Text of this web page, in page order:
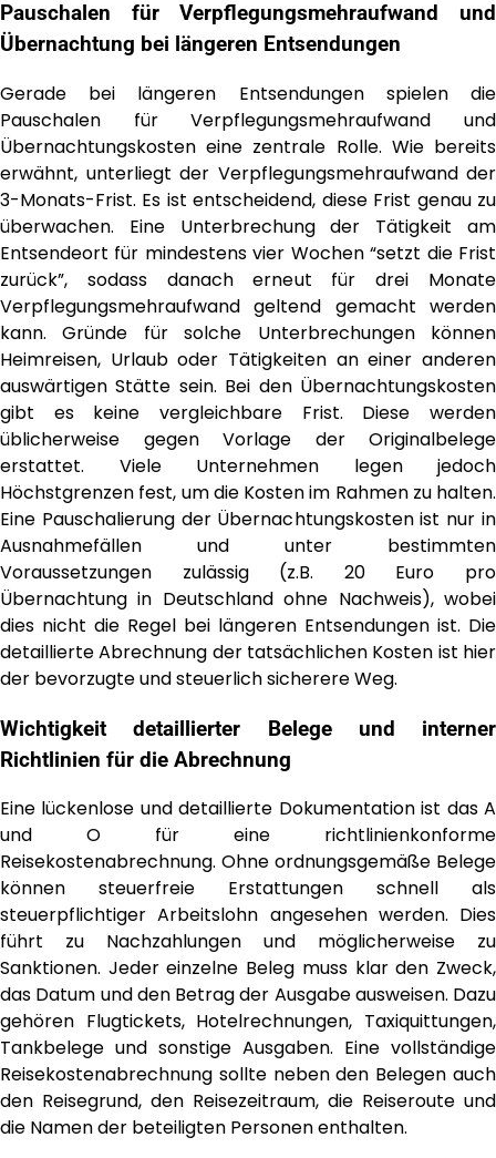
Pauschalen für Verpflegungsmehraufwand und
Übernachtung bei längeren Entsendungen
Gerade bei längeren Entsendungen spielen die
Pauschalen für Verpflegungsmehraufwand und
Übernachtungskosten eine zentrale Rolle. Wie bereits
erwähnt, unterliegt der Verpflegungsmehraufwand der
3-Monats-Frist. Es ist entscheidend, diese Frist genau zu
überwachen. Eine Unterbrechung der Tätigkeit am
Entsendeort für mindestens vier Wochen “setzt die Frist
zurück”, sodass danach erneut für drei Monate
Verpflegungsmehraufwand geltend gemacht werden
kann. Gründe für solche Unterbrechungen können
Heimreisen, Urlaub oder Tätigkeiten an einer anderen
auswärtigen Stätte sein. Bei den Übernachtungskosten
gibt es keine vergleichbare Frist. Diese werden
üblicherweise gegen Vorlage der Originalbelege
erstattet. Viele Unternehmen legen jedoch
Höchstgrenzen fest, um die Kosten im Rahmen zu halten.
Eine Pauschalierung der Übernachtungskosten ist nur in
Ausnahmefällen und unter bestimmten
Voraussetzungen zulässig (z.B. 20 Euro pro
Übernachtung in Deutschland ohne Nachweis), wobei
dies nicht die Regel bei längeren Entsendungen ist. Die
detaillierte Abrechnung der tatsächlichen Kosten ist hier
der bevorzugte und steuerlich sicherere Weg.
Wichtigkeit detaillierter Belege und interner
Richtlinien für die Abrechnung
Eine lückenlose und detaillierte Dokumentation ist das A
und O für eine richtlinienkonforme
Reisekostenabrechnung. Ohne ordnungsgemäße Belege
können steuerfreie Erstattungen schnell als
steuerpflichtiger Arbeitslohn angesehen werden. Dies
führt zu Nachzahlungen und möglicherweise zu
Sanktionen. Jeder einzelne Beleg muss klar den Zweck,
das Datum und den Betrag der Ausgabe ausweisen. Dazu
gehören Flugtickets, Hotelrechnungen, Taxiquittungen,
Tankbelege und sonstige Ausgaben. Eine vollständige
Reisekostenabrechnung sollte neben den Belegen auch
den Reisegrund, den Reisezeitraum, die Reiseroute und
die Namen der beteiligten Personen enthalten.